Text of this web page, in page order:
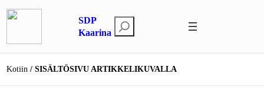
Siirry
sisältöön
SDP
Kaarina
t
s
i
Kotiin SISÄLTÖSIVU ARTIKKELIKUVALLA